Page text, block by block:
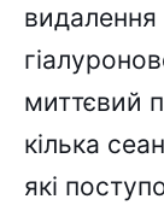
видалення
миттєвий
кілька
які